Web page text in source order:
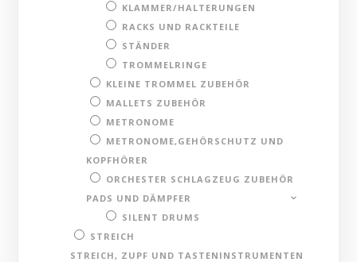
KLAMMER/HALTERUNGEN
RACKS UND RACKTEILE
STÄNDER
TROMMELRINGE
KLEINE TROMMEL ZUBEHÖR
MALLETS ZUBEHÖR
METRONOME
METRONOME,GEHÖRSCHUTZ UND
KOPFHÖRER
ORCHESTER SCHLAGZEUG ZUBEHÖR
PADS UND DÄMPFER
SILENT DRUMS
STREICH
STREICH, ZUPF UND TASTENINSTRUMENTEN